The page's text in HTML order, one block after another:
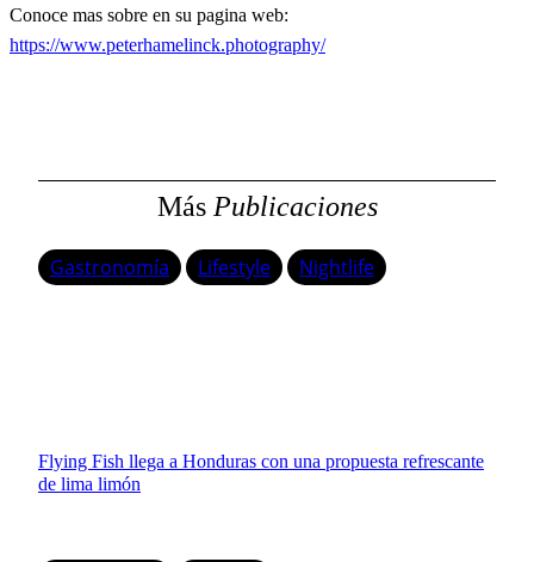
Conoce mas sobre en su pagina web:
https://www.peterhamelinck.photography/
MásPublicaciones
Gastronomía Lifestyle Nightlife
Flying Fish llega a Honduras con una propuesta refrescante
de lima limón